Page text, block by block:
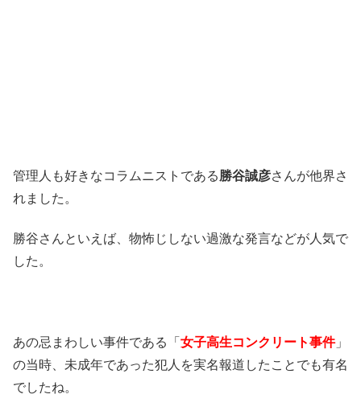
管理人も好きなコラムニストである勝谷誠彦さんが他界さ
れました。
勝谷さんといえば、物怖じしない過激な発言などが人気で
した。
あの忌まわしい事件である「 女子高生コンクリート事件」
の当時、未成年であった犯人を実名報道したことでも有名
でしたね。